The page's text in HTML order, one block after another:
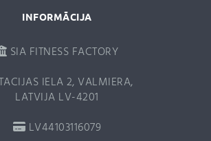
INFORMĀCIJA
SIA FITNESS FACTORY
IELA 2, VALMIERA,
LATVIJA LV-4201
LV44103116079